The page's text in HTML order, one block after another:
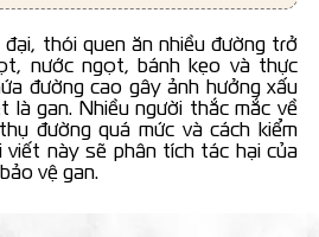
thói quen ăn nhiều đường trở
nước ngọt, bánh kẹo và thực
đường cao gây ảnh hưởng xấu
là gan. Nhiều người thắc mắc về
đường quá mức và cách kiểm
viết này sẽ phân tích tác hại của
vệ gan.